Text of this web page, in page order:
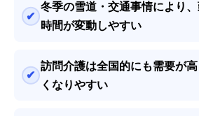
冬季の雪道・交通事情により
時間が変動しやすい
訪問介護は全国的にも需要が
くなりやすい